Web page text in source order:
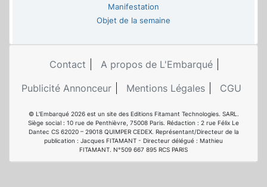
Manifestation
Objet de la semaine
Contact
A propos de L'Embarqué
Publicité Annonceur
Mentions Légales CGU
© L'Embarqué 2026 est un site des Editions Fitamant Technologies. SARL.
Siège social : 10 rue de Penthièvre, 75008 Paris. Rédaction : 2 rue Félix Le
Dantec CS 62020 – 29018 QUIMPER CEDEX. Représentant/Directeur de la
publication : Jacques FITAMANT - Directeur délégué : Mathieu
FITAMANT. N°509 667 895 RCS PARIS